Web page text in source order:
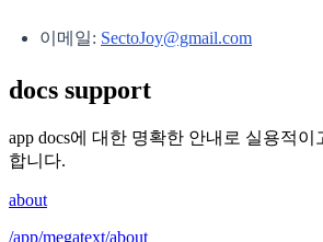
이메일: SectoJoy@gmail.com
docs support
app docs에 대한 명확한 안내로 실용적이
합니다.
about
/app/megatext/about